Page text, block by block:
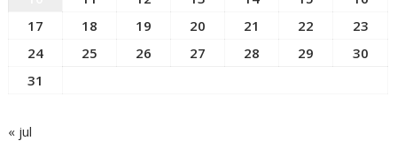
17
18 19 20 21 22
23
24
25 26 27 28 29
30
31
« jul